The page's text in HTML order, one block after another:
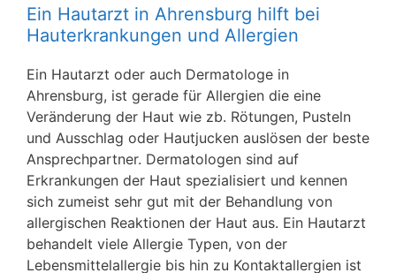
Ein Hautarzt in Ahrensburg hilft bei
Hauterkrankungen und Allergien
Ein Hautarzt oder auch Dermatologe in
Ahrensburg, ist gerade für Allergien die eine
Veränderung der Haut wie zb. Rötungen, Pusteln
und Ausschlag oder Hautjucken auslösen der beste
Ansprechpartner. Dermatologen sind auf
Erkrankungen der Haut spezialisiert und kennen
sich zumeist sehr gut mit der Behandlung von
allergischen Reaktionen der Haut aus. Ein Hautarzt
behandelt viele Allergie Typen, von der
Lebensmittelallergie bis hin zu Kontaktallergien ist